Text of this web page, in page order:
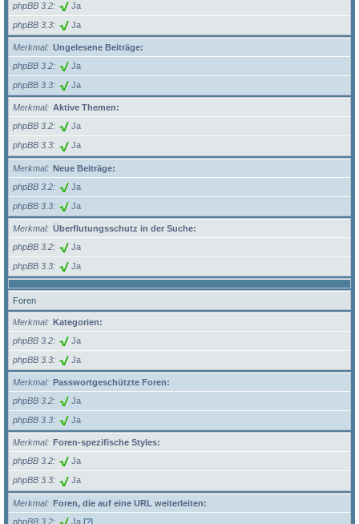
phpBB 3.2
Ja
phpBB 3.3 Ja
Merkmal
Ungelesene Beiträge:
phpBB 3.2
Ja
phpBB 3.3 Ja
Merkmal
Aktive Themen:
phpBB 3.2
Ja
phpBB 3.3 Ja
Merkmal
Neue Beiträge:
phpBB 3.2
Ja
phpBB 3.3 Ja
Merkmal
Überflutungsschutz in der Suche:
phpBB 3.2
Ja
phpBB 3.3 Ja
Foren
Merkmal
Kategorien:
phpBB 3.2
Ja
phpBB 3.3 Ja
Merkmal
Passwortgeschützte Foren:
phpBB 3.2
Ja
phpBB 3.3 Ja
Merkmal
Foren-spezifische Styles:
phpBB 3.2
Ja
phpBB 3.3 Ja
Merkmal
Foren, die auf eine URL weiterleiten:
phpBB 3.2
Ja [?]